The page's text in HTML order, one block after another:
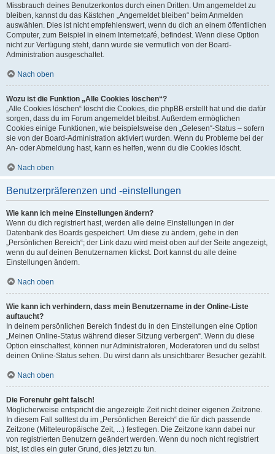
Missbrauch deines Benutzerkontos durch einen Dritten. Um angemeldet zu
bleiben, kannst du das Kästchen „Angemeldet bleiben“ beim Anmelden
auswählen. Dies ist nicht empfehlenswert, wenn du dich an einem öffentlichen
Computer, zum Beispiel in einem Internetcafé, befindest. Wenn diese Option
nicht zur Verfügung steht, dann wurde sie vermutlich von der Board-
Administration ausgeschaltet.
Nach oben
Wozu ist die Funktion „Alle Cookies löschen“?
„Alle Cookies löschen“ löscht die Cookies, die phpBB erstellt hat und die dafür
sorgen, dass du im Forum angemeldet bleibst. Außerdem ermöglichen
Cookies einige Funktionen, wie beispielsweise den „Gelesen“-Status – sofern
sie von der Board-Administration aktiviert wurden. Wenn du Probleme bei der
An- oder Abmeldung hast, kann es helfen, wenn du die Cookies löscht.
Nach oben
Benutzerpräferenzen und -einstellungen
Wie kann ich meine Einstellungen ändern?
Wenn du dich registriert hast, werden alle deine Einstellungen in der
Datenbank des Boards gespeichert. Um diese zu ändern, gehe in den
„Persönlichen Bereich“; der Link dazu wird meist oben auf der Seite angezeigt,
wenn du auf deinen Benutzernamen klickst. Dort kannst du alle deine
Einstellungen ändern.
Nach oben
Wie kann ich verhindern, dass mein Benutzername in der Online-Liste
auftaucht?
In deinem persönlichen Bereich findest du in den Einstellungen eine Option
„Meinen Online-Status während dieser Sitzung verbergen“. Wenn du diese
Option einschaltest, können nur Administratoren, Moderatoren und du selbst
deinen Online-Status sehen. Du wirst dann als unsichtbarer Besucher gezählt.
Nach oben
Die Forenuhr geht falsch!
Möglicherweise entspricht die angezeigte Zeit nicht deiner eigenen Zeitzone.
In diesem Fall solltest du im „Persönlichen Bereich“ die für dich passende
Zeitzone (Mitteleuropäische Zeit, ...) festlegen. Die Zeitzone kann dabei nur
von registrierten Benutzern geändert werden. Wenn du noch nicht registriert
bist, ist dies ein guter Grund, dies jetzt zu tun.